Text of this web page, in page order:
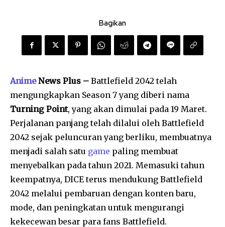
Bagikan
AnimeNews Plus – Battlefield 2042 telah
mengungkapkan Season 7 yang diberi nama
Turning Point, yang akan dimulai pada 19 Maret.
Perjalanan panjang telah dilalui oleh Battlefield
2042 sejak peluncuran yang berliku, membuatnya
menjadi salah satu game paling membuat
menyebalkan pada tahun 2021. Memasuki tahun
keempatnya, DICE terus mendukung Battlefield
2042 melalui pembaruan dengan konten baru,
mode, dan peningkatan untuk mengurangi
kekecewan besar para fans Battlefield.